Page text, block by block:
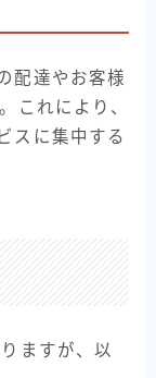
配達やお客様
これにより、
スに集中する
ますが、以